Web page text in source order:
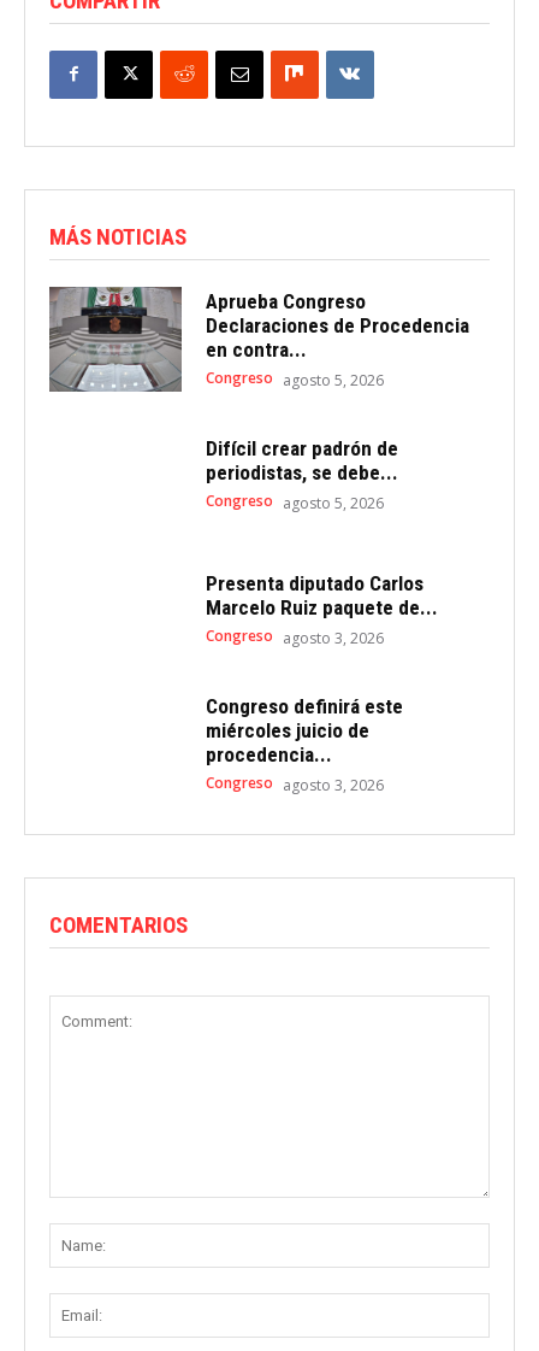
MÁS NOTICIAS
Aprueba Congreso
Declaraciones de Procedencia
en contra...
Congreso agosto 5, 2026
Difícil crear padrón de
periodistas, se debe...
Congreso agosto 5, 2026
Presenta diputado Carlos
Marcelo Ruiz paquete de...
Congreso agosto 3, 2026
Congreso definirá este
miércoles juicio de
procedencia...
Congreso agosto 3, 2026
COMENTARIOS